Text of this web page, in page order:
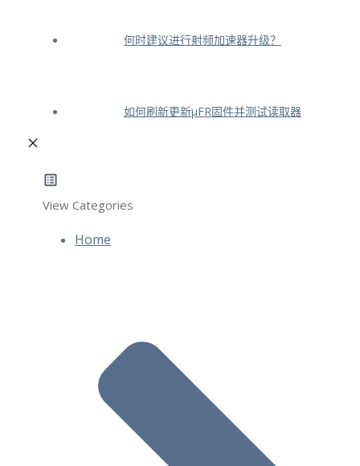
何时建议进行射频加速器升级？
如何刷新更新μFR固件并测试读取器
View Categories
Home